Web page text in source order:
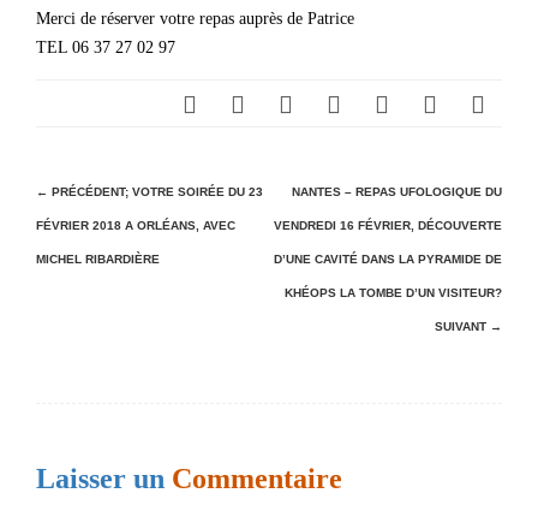
Merci de réserver votre repas auprès de Patrice
TEL 06 37 27 02 97
N
a
v
← PRÉCÉDENT; VOTRE SOIRÉE DU 23
FÉVRIER 2018 A ORLÉANS, AVEC
MICHEL RIBARDIÈRE
NANTES – REPAS UFOLOGIQUE DU
VENDREDI 16 FÉVRIER, DÉCOUVERTE
D’UNE CAVITÉ DANS LA PYRAMIDE DE
KHÉOPS LA TOMBE D’UN VISITEUR?
SUIVANT →
Laisser un Commentaire